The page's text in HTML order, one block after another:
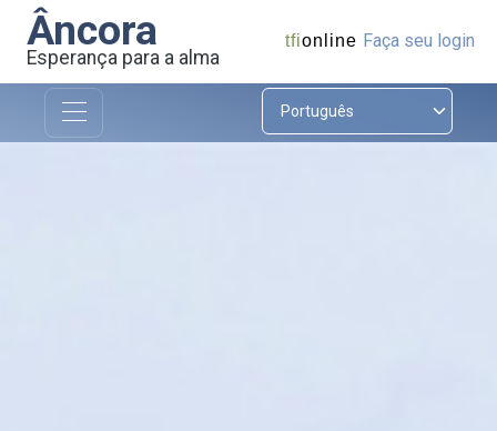
Âncora
Esperança para a alma
tfionline Faça seu login